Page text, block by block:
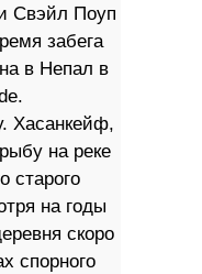
Свэйл Поуп
забега
в Непал в
Хасанкейф,
на реке
старого
на годы
скоро
спорного